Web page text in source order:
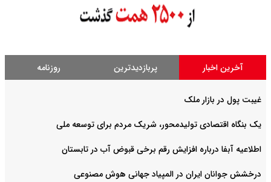
آخرین اخبار پربازدیدترین روزنامه
غیبت پول در بازار ملک
یک بنگاه اقتصادی تولیدمحور، شریک مردم برای توسعه ملی
اطلاعیه آبفا درباره افزایش رقم برخی قبوض آب در تابستان
درخشش جوانان ایران در المپیاد جهانی هوش مصنوعی